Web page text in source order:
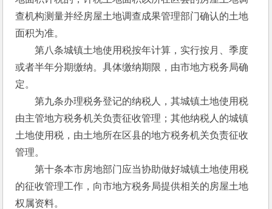
查机构测量并经房屋土地调查成果管理部门确认的土地
面积为准。
第八条城镇土地使用税按年计算，实行按月、季度
或者半年分期缴纳。具体缴纳期限，由市地方税务局确
定。
第九条办理税务登记的纳税人，其城镇土地使用税
由主管地方税务机关负责征收管理；其他纳税人的城镇
土地使用税，由土地所在区县的地方税务机关负责征收
管理。
第十条本市房地部门应当协助做好城镇土地使用税
的征收管理工作，向市地方税务局提供相关的房屋土地
权属资料。